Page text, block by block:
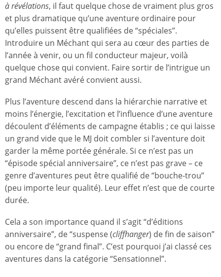
à révélations, il faut quelque chose de vraiment plus gros
et plus dramatique qu’une aventure ordinaire pour
qu’elles puissent être qualifiées de “spéciales”.
Introduire un Méchant qui sera au cœur des parties de
l’année à venir, ou un fil conducteur majeur, voilà
quelque chose qui convient. Faire sortir de l’intrigue un
grand Méchant avéré convient aussi.
Plus l’aventure descend dans la hiérarchie narrative et
moins l’énergie, l’excitation et l’influence d’une aventure
découlent d’éléments de campagne établis ; ce qui laisse
un grand vide que le MJ doit combler si l’aventure doit
garder la même portée générale. Si ce n’est pas un
“épisode spécial anniversaire”, ce n’est pas grave – ce
genre d’aventures peut être qualifié de “bouche-trou”
(peu importe leur qualité). Leur effet n’est que de courte
durée.
Cela a son importance quand il s’agit “d’éditions
anniversaire”, de “suspense (cliffhanger) de fin de saison”
ou encore de “grand final”. C’est pourquoi j’ai classé ces
aventures dans la catégorie “Sensationnel”.